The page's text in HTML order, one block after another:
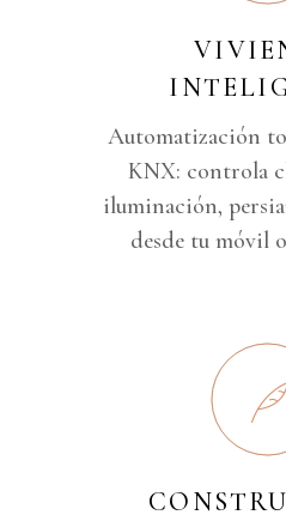
Automatización
KNX: controla
iluminación,
desde tu móvil